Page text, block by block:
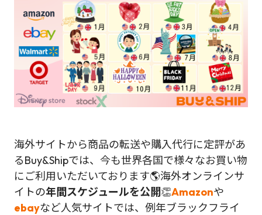
海外サイトから商品の転送や購入代行に定評があ
るBuy&Shipでは、今も世界各国で様々なお買い物
にご利用いただいております🌎海外オンラインサ
イトの年間スケジュールを公開👏Amazonや
ebayなど人気サイトでは、例年ブラックフライ